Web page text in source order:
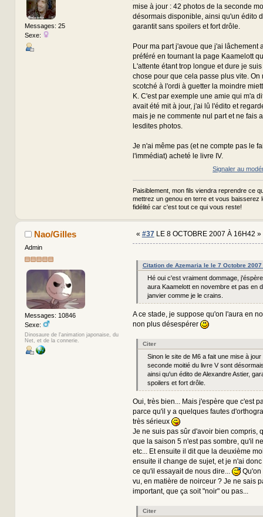
Messages: 25
Sexe:
mise à jour : 42 photos de la seconde
désormais disponible, ainsi qu'un édito
garantit sans spoilers et fort drôle.
Pour ma part j'avoue que j'ai lâchement
préféré en tournant la page Kaamelott
L'attente étant trop longue et dure je
chose pour que cela passe plus vite. On
scotché à l'ordi à guetter la moindre
K. C'est par exemple une amie qui m'a
avait été mit à jour, j'ai lû l'édito et
mais je ne commente nul part et ne fais
lesdites photos.
Je n'ai même pas (et ne compte pas le
l'immédiat) acheté le livre IV.
Signaler au
Paisiblement, mon fils viendra reprendre ce
mettrez un genou en terre et vous baisserez
fidélité car c'est tout ce qui vous reste!
Nao/Gilles
Admin
Messages: 10846
Sexe:
Dinosaure de l'animation japonaise, du
Net, et de la connerie.
« #37LE 8 OCTOBRE 2007 À 16H42 »
Citation de Azemaria le le 7 Octobre 2007
Hé oui c'est vraiment dommage,
aura Kaamelott en novembre et pas en
janvier comme je le crains.
A ce stade, je suppose qu'on l'aura en
non plus désespérer
Citer
Sinon le site de M6 a fait une mise à
seconde moitié du livre V sont
ainsi qu'un édito de Alexandre Astier,
spoilers et fort drôle.
Oui, très bien... Mais j'espère que c'est
parce qu'il y a quelques fautes
très sérieux
Je ne suis pas sûr d'avoir bien compris,
que la saison 5 n'est pas sombre, qu'il
etc... Et ensuite il dit que la deuxième
ensuite il change de sujet, et je n'ai
ce qu'il essayait de nous dire...
Qu'on
vu, en matière de noirceur ? Je ne sais
important, que ça soit "noir" ou pas...
Citer